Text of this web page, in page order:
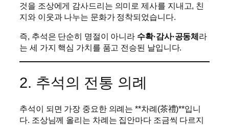
것을 조상에게 감사드리는 의미로 제사를 지내고, 친
지와 이웃과 나누는 문화가 정착되었습니다.
즉, 추석은 단순히 명절이 아니라 수확·감사·공동체라
는 세 가지 핵심 가치를 품고 전승된 날입니다.
2. 추석의 전통 의례
추석이 되면 가장 중요한 의례는 **차례(茶禮)**입니
다. 조상님께 올리는 차례는 집안마다 조금씩 다르지